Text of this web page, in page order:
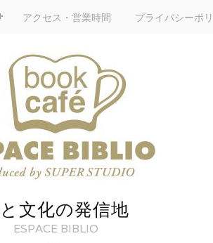
アクセス・営業時間 プライバシーポ
文化の発信地
ESPACE BIBLIO